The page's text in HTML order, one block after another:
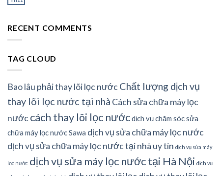
RECENT COMMENTS
TAG CLOUD
Bao lâu phải thay lõi lọc nước Chất lượng dịch vụ
thay lõi lọc nước tại nhà Cách sửa chữa máy lọc
nước cách thay lõi lọc nướcdịch vụ chăm sóc sửa
chữa máy lọc nước Sawa dịch vụ sửa chữa máy lọc nước
dịch vụ sửa chữa máy lọc nước tại nhà uy tín dịch vụ sửa máy
lọc nước dịch vụ sửa máy lọc nước tại Hà Nội dịch vụ